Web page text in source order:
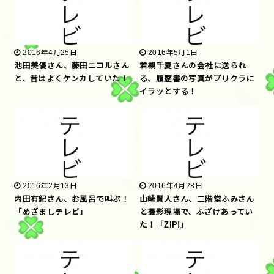
2016年4月25日
池田美優さん、藤田ニコルさん
と、昔はよくケンカしていた！
2016年5月1日
若槻千夏さんの会社に送られ
る、履歴書の写真がプリクラに
イラッとする！
2016年2月13日
内田有紀さん、お風呂で叫ぶ！
「めざましテレビ」
2016年4月28日
山崎賢人さん、二階堂ふみさん
と撮影現場で、ふざけあってい
た！「ZIP!」